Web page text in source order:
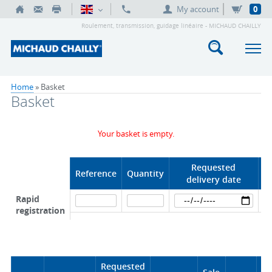
My account 0
Roulement, transmission, guidage linéaire - MICHAUD CHAILLY
Home» Basket
Basket
Your basket is empty.
Reference Quantity
Requested
delivery date
Rapid
registration
Requested